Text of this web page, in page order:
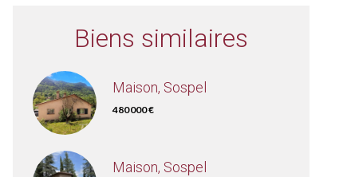
Biens similaires
Maison, Sospel
480 000 €
Maison, Sospel